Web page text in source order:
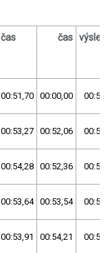
čas čas
00:51,70 00:00,00
00:53,27 00:52,06
00:54,28 00:52,36
00:53,64 00:53,54
00:53,91 00:54,21